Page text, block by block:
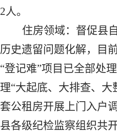
2人。
住房领域： 督促县
历史遗留问题化解，目
“登记难”项目已全部处
理“大起底、大排查、大
套公租房开展上门入户调
县各级纪检监察组织共